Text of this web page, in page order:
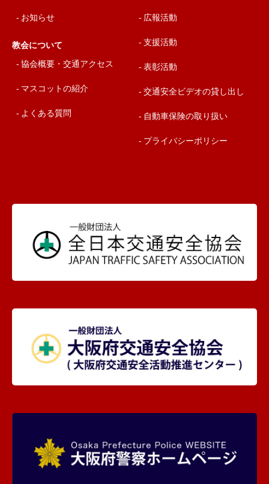
お知らせ
教会について
協会概要・交通アクセス
マスコットの紹介
よくある質問
広報活動
支援活動
表彰活動
交通安全ビデオの貸し出し
自動車保険の取り扱い
プライバシーポリシー